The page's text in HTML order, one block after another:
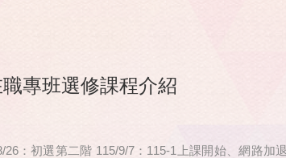
專班選修課程介紹
：初選第二階 115/9/7：115-1上課開始、網路加